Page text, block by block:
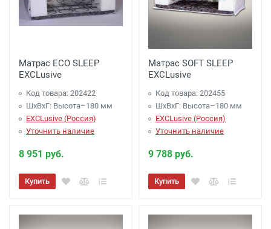
Матрас ECO SLEEP
EXCLusive
Код товара: 202422
ШхВхГ: Высота–180 мм
EXCLusive (Россия)
Уточнить наличие
8 951 руб.
Купить
Матрас SOFT SLEEP
EXCLusive
Код товара: 202455
ШхВхГ: Высота–180 мм
EXCLusive (Россия)
Уточнить наличие
9 788 руб.
Купить